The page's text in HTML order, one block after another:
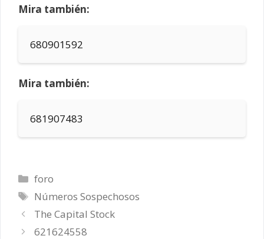
Mira también:
680901592
Mira también:
681907483
Categorías
foro
Etiquetas
Números Sospechosos
The Capital Stock
621624558